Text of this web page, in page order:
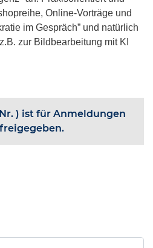
Online-Vorträge und
im Gespräch” und natürlich
zur Bildbearbeitung mit KI
) ist für Anmeldungen